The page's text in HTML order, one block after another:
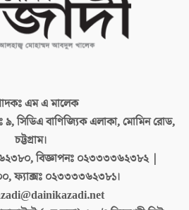
এম এ মালেক
৯, সিডিএ বাণিজ্যিক এলাকা, মোমিন রোড,
চট্টগ্রাম।
বিজ্ঞাপনঃ ০২৩৩৩৩৬২৩৮২ |
ফ্যাক্সঃ ০২৩৩৩৩৬২৩৮১।